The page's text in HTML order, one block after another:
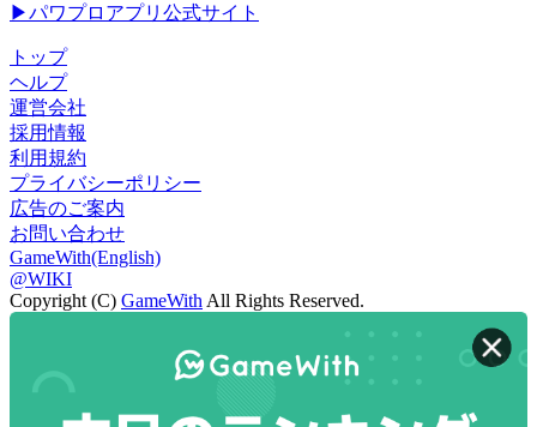
▶パワプロアプリ公式サイト
トップ
ヘルプ
運営会社
採用情報
利用規約
プライバシーポリシー
広告のご案内
お問い合わせ
GameWith(English)
@WIKI
Copyright (C) GameWith All Rights Reserved.